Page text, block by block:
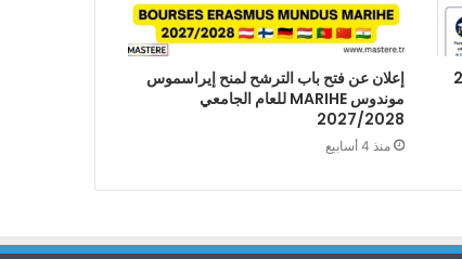
إعلان عن فتح باب الترشح لمنح إيراسموس
موندوس MARIHE للعام الجامعي
2027/2028
منذ 4 أسابيع